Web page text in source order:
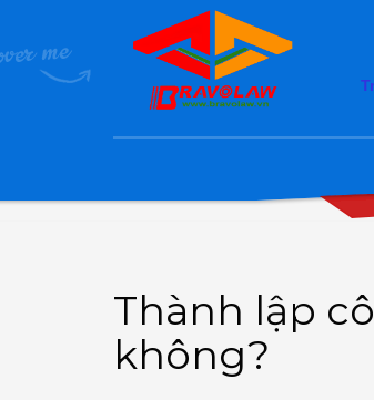
Thành lập
không?